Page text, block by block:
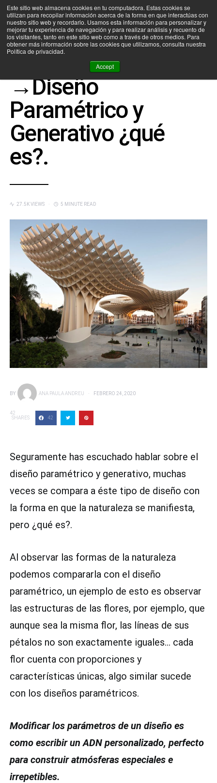
Este sitio web almacena cookies en tu computadora. Estas cookies se
utilizan para recopilar información acerca de la forma en que interactúas con
nuestro sitio web y recordarlo. Usamos esta información para personalizar y
mejorar tu experiencia de navegación y para realizar análisis y recuento de
los visitantes, tanto en este sitio web como a través de otros medios. Para
obtener más información sobre las cookies que utilizamos, consulta nuestra
Política de privacidad.
Accept
SEARCH FOR:
DISEÑO DE MODA
→Diseño
Paramétrico y
Generativo ¿qué
es?.
27.5K VIEWS 5 MINUTE READ
BY ANA PAULA ANDREU FEBRERO 24, 2020
42
SHARES
42
Seguramente has escuchado hablar sobre el
diseño paramétrico y generativo, muchas
veces se compara a éste tipo de diseño con
la forma en que la naturaleza se manifiesta,
pero ¿qué es?.
Al observar las formas de la naturaleza
podemos compararla con el diseño
paramétrico, un ejemplo de esto es observar
las estructuras de las flores, por ejemplo, que
aunque sea la misma flor, las líneas de sus
pétalos no son exactamente iguales… cada
flor cuenta con proporciones y
características únicas, algo similar sucede
con los diseños paramétricos.
Modificar los parámetros de un diseño es
como escribir un ADN personalizado, perfecto
para construir atmósferas especiales e
irrepetibles.